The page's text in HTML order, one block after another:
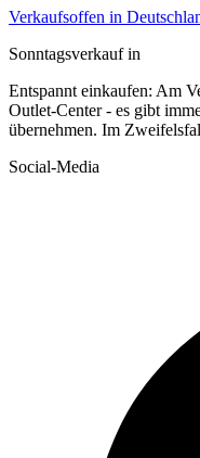
Verkaufsoffen in
Sonntagsverkauf in
Entspannt einkaufen: Am
Outlet-Center - es gibt
übernehmen. Im
Social-Media